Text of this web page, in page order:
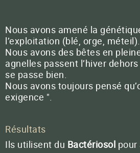
Nous avons amené la
l’exploitation (blé, orge, méteil).
Nous avons des bêtes en
agnelles passent l’hiver
se passe bien.
Nous avons toujours pensé
exigence ".
Résultats
Ils utilisent du Bactériosol pour